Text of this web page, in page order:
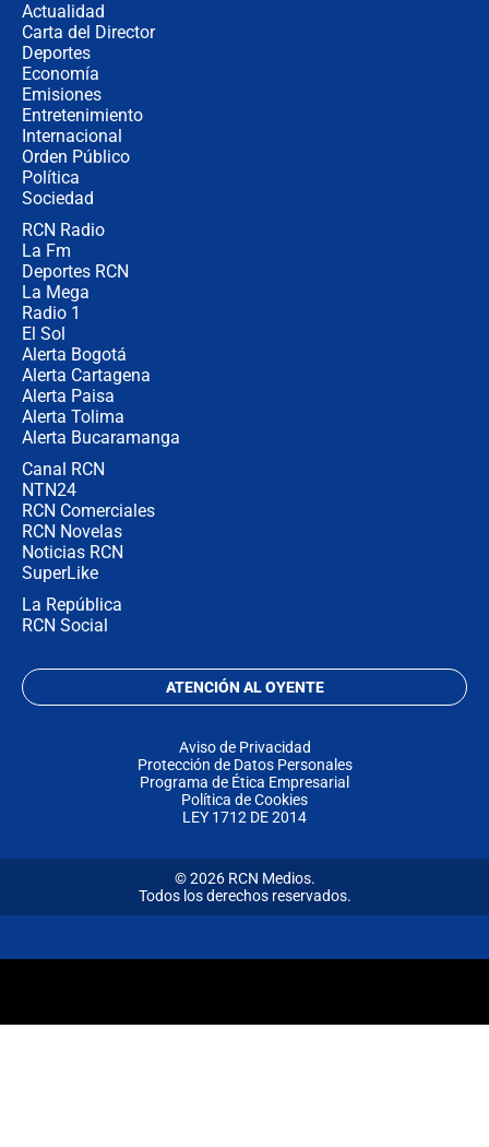
Actualidad
Carta del Director
Deportes
Economía
Emisiones
Entretenimiento
Internacional
Orden Público
Política
Sociedad
RCN Radio
La Fm
Deportes RCN
La Mega
Radio 1
El Sol
Alerta Bogotá
Alerta Cartagena
Alerta Paisa
Alerta Tolima
Alerta Bucaramanga
Canal RCN
NTN24
RCN Comerciales
RCN Novelas
Noticias RCN
SuperLike
La República
RCN Social
ATENCIÓN AL OYENTE
Aviso de Privacidad
Protección de Datos Personales
Programa de Ética Empresarial
Política de Cookies
LEY 1712 DE 2014
© 2026 RCN Medios.
Todos los derechos reservados.